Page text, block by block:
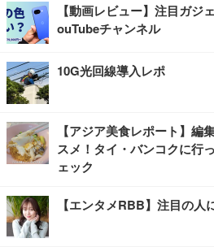
【動画レビュー】注目ガジ
ouTubeチャンネル
10G光回線導入レポ
【アジア美食レポート】編
スメ！タイ・バンコクに行
ェック
【エンタメRBB】注目の人